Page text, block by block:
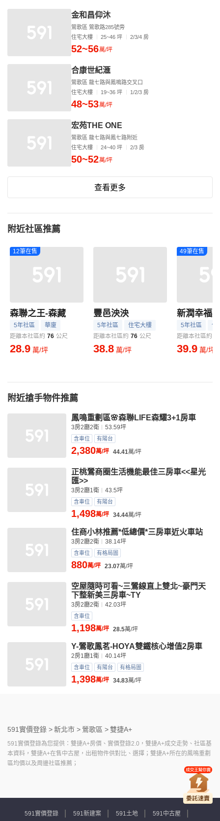
金和昌仰沐
鶯歌區 鶯歌路285號旁
住宅大樓
25~46 坪 2/3/4 房
52~56萬/坪
合康世紀滙
鶯歌區 龍七路與鳳鳴路交叉口
住宅大樓
19~36 坪 1/2/3 房
48~53萬/坪
宏苑THE ONE
鶯歌區 龍七路與鳳七路附近
住宅大樓
24~40 坪 2/3 房
50~52萬/坪
查看更多
附近社區推薦
12筆在售
森聯之王-森藏
5年社區
華廈
距離本社區約 76 公尺
28.9 萬/坪
豐邑泱泱
5年社區
住宅大樓
距離本社區約 76 公尺
38.8 萬/坪
49筆在售
新潤幸福
5年社區
住
距離本社區約
39.9 萬/坪
附近搶手物件推薦
鳳鳴重劃區🌸森聯LIFE森耀3+1房車
3房2廳2衛 53.59坪
含車位 有陽台
2,380萬/坪 44.41萬/坪
正桃鶯商圈生活機能最佳三房車<<星光
匯>>
3房2廳1衛 43.5坪
含車位 有陽台
1,498萬/坪 34.44萬/坪
住商小林推薦*低總價*三房車近火車站
3房2廳2衛 38.14坪
含車位 有格局圖
880萬/坪 23.07萬/坪
空屋隨時可看~三鶯線直上雙北~豪門天
下整新美三房車~TY
3房2廳2衛 42.03坪
含車位
1,198萬/坪 28.5萬/坪
Y-鶯歌鳳茗-HOYA雙鐵核心增值2房車
2房1廳1衛 40.14坪
含車位 有陽台 有格局圖
1,398萬/坪 34.83萬/坪
591實價登錄 >新北市 > 鶯歌區 >雙捷A+
591實價登錄為您提供：雙捷A+房價、實價登錄2.0，雙捷A+成交走勢、社區基
本資料，雙捷A+在售中古屋，出租物件供對比、選擇；雙捷A+所在的鳳鳴重劃
區均價以及周邊社區推薦；
591實價登錄 591新建案 591土地 591中古屋